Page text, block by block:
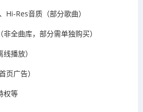
Hi-Res音质（部分歌曲）
全曲库，部分需单独购买）
播放）
页广告）
权等